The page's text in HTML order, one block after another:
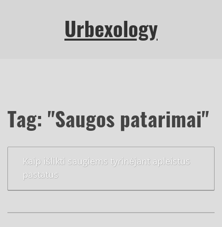
Urbexology
Tag: "Saugos patarimai"
Kaip išlikti saugiems tyrinėjant apleistus
pastatus